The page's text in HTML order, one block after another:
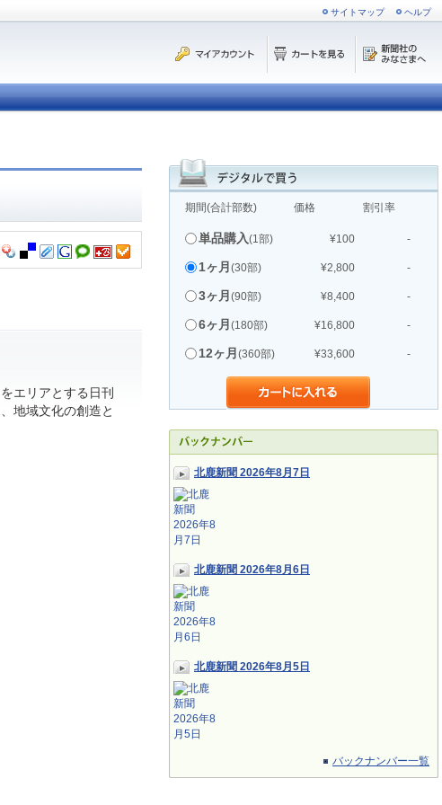
サイトマップ ヘルプ
期間(合計部数) 価格 割引率
単品購入(1部) ¥100 -
1ヶ月 (30部) ¥2,800 -
3ヶ月 (90部) ¥8,400 -
6ヶ月 (180部) ¥16,800 -
12ヶ月 (360部) ¥33,600 -
北鹿新聞 2026年8月7日
北鹿新聞 2026年8月6日
北鹿新聞 2026年8月5日
バックナンバー一覧
エリアとする日刊
地域文化の創造と